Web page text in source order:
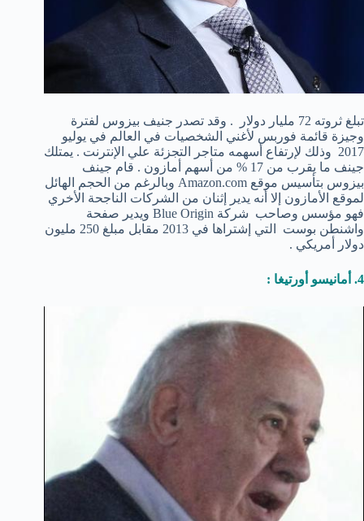
تبلغ ثروته 72 مليار دولار . وقد تصدر جنيف بيزوس لفترة
وجيزة قائمة فوربس لأغني الشخصيات في العالم في يوليو
2017 وذلك لإرتفاع أسهمه متاجر التجزئة علي الإنترنت . يمتلك
جينف ما يقرب من 17 % من أسهم أمازون . قام جينف
بيزوس بتأسيس موقع Amazon.com وبالرغم من الحجم الهائل
لموقع الأمازون إلا أنه يدير إثنان من الشركات الناجحة الأخري
فهو مؤسس وصاحب شركة Blue Origin ويدير صفحة
واشنطن بوست التي إشتراها في 2013 مقابل مبلغ 250 مليون
دولار أمريكي .
4. أمانيسو أورتيغا :